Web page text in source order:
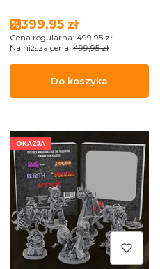
Cena promocyjna
399,95 zł
Cena regularna: 499,95 zł
Najniższa cena: 499,95 zł
Do koszyka
OKAZJA